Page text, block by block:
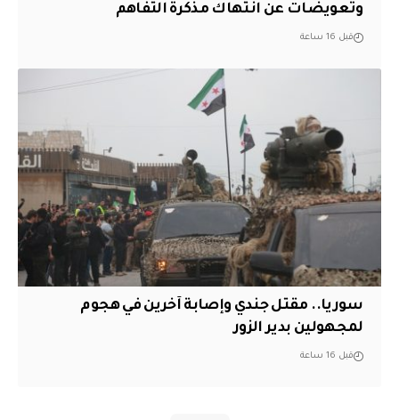
وتعويضات عن انتهاك مذكرة التفاهم
قبل 16 ساعة
سوريا.. مقتل جندي وإصابة آخرين في هجوم
لمجهولين بدير الزور
قبل 16 ساعة